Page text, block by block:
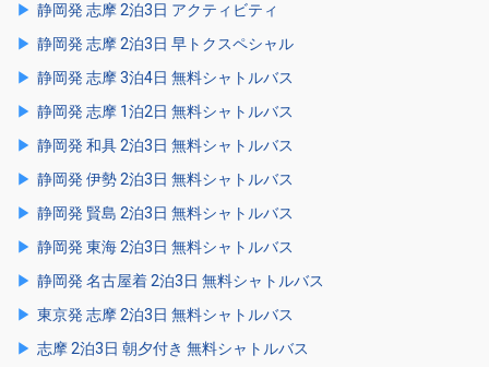
静岡発 志摩 2泊3日 アクティビティ
静岡発 志摩 2泊3日 早トクスペシャル
静岡発 志摩 3泊4日 無料シャトルバス
静岡発 志摩 1泊2日 無料シャトルバス
静岡発 和具 2泊3日 無料シャトルバス
静岡発 伊勢 2泊3日 無料シャトルバス
静岡発 賢島 2泊3日 無料シャトルバス
静岡発 東海 2泊3日 無料シャトルバス
静岡発 名古屋着 2泊3日 無料シャトルバス
東京発 志摩 2泊3日 無料シャトルバス
志摩 2泊3日 朝夕付き 無料シャトルバス